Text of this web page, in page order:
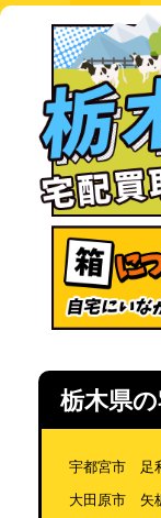
栃木県
宇都宮市
大田原市 矢